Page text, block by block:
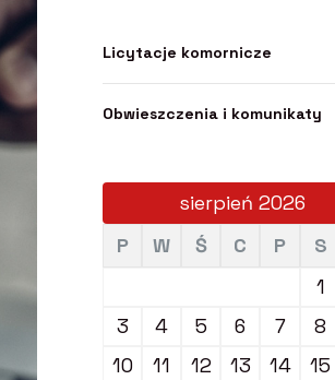
Licytacje komornicze
Obwieszczenia i komunikaty
sierpień 2026
P
W Ś C P S
1
3
4 5 6 7 8
10
11 12 13 14 15